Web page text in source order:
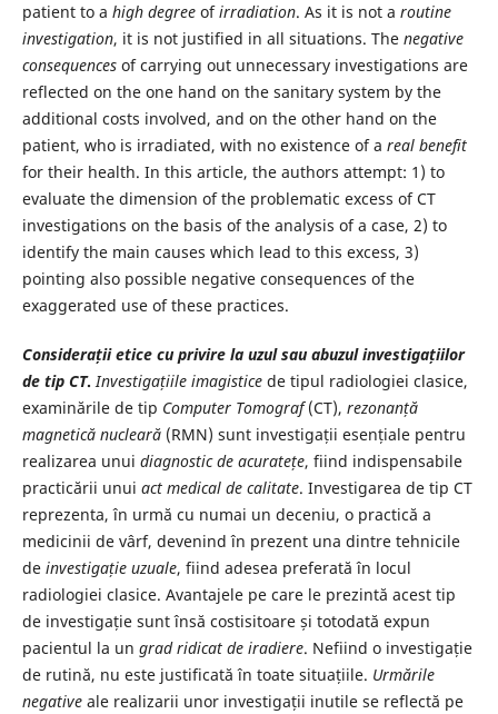
patient to a high degreeofirradiation. As it is not a routine
investigation, it is not justified in all situations. The negative
consequencesof carrying out unnecessary investigations are
reflected on the one hand on the sanitary system by the
additional costs involved, and on the other hand on the
patient, who is irradiated, with no existence of a real benefit
for their health. In this article, the authors attempt: 1) to
evaluate the dimension of the problematic excess of CT
investigations on the basis of the analysis of a case, 2) to
identify the main causes which lead to this excess, 3)
pointing also possible negative consequences of the
exaggerated use of these practices.
Considerații etice cu privire la uzul sau abuzul investigațiilor
de tip CT. Investigațiile imagisticede tipul radiologiei clasice,
examinările de tip Computer Tomograf(CT), rezonanță
magnetică nucleară(RMN) sunt investigații esențiale pentru
realizarea unui diagnostic de acuratețe, fiind indispensabile
practicării unui act medical de calitate. Investigarea de tip CT
reprezenta, în urmă cu numai un deceniu, o practică a
medicinii de vârf, devenind în prezent una dintre tehnicile
de investigație uzuale, fiind adesea preferată în locul
radiologiei clasice. Avantajele pe care le prezintă acest tip
de investigație sunt însă costisitoare și totodată expun
pacientul la un grad ridicat de iradiere. Nefiind o investigație
de rutină, nu este justificată în toate situațiile. Urmările
negativeale realizarii unor investigații inutile se reflectă pe